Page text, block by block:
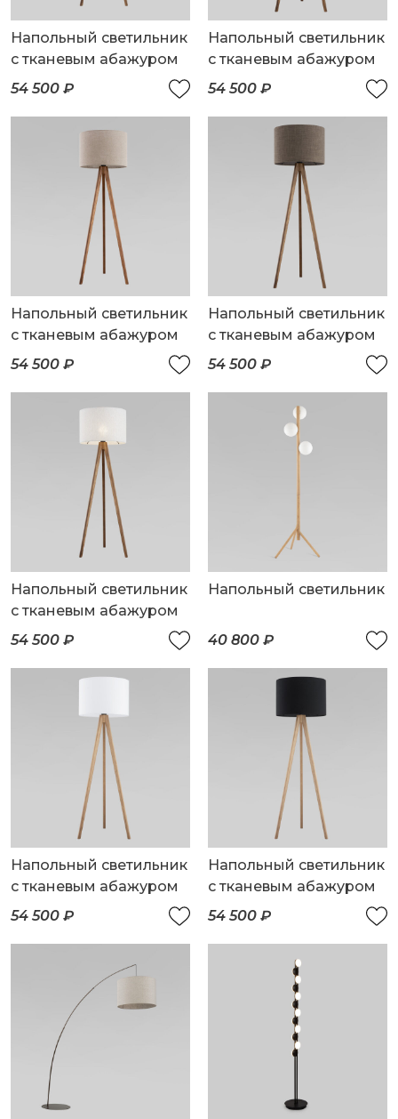
Напольный светильник
с тканевым абажуром
54 500 ₽
Напольный светильник
с тканевым абажуром
54 500 ₽
Напольный светильник
с тканевым абажуром
54 500 ₽
Напольный светильник
с тканевым абажуром
54 500 ₽
Напольный светильник
с тканевым абажуром
54 500 ₽
Напольный светильник
40 800 ₽
Напольный светильник
с тканевым абажуром
54 500 ₽
Напольный светильник
с тканевым абажуром
54 500 ₽